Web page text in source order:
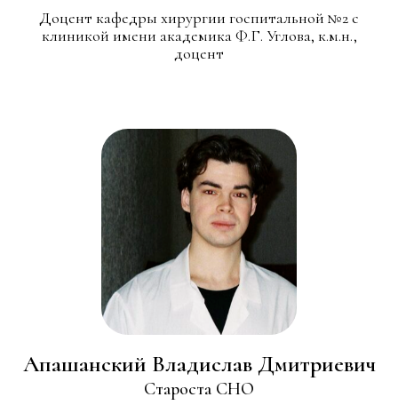
Доцент кафедры хирургии госпитальной №2 с
клиникой имени академика Ф.Г. Углова, к.м.н.,
доцент
Апашанский Владислав Дмитриевич
Староста СНО